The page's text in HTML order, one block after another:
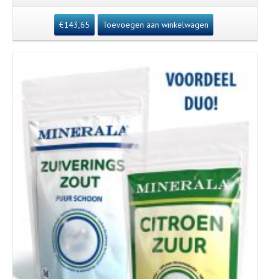
€143,65 Toevoegen aan winkelwagen
Details